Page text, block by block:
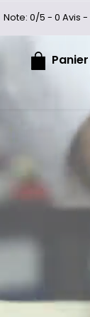
Note: 0/5 - 0 Avis -
Panier